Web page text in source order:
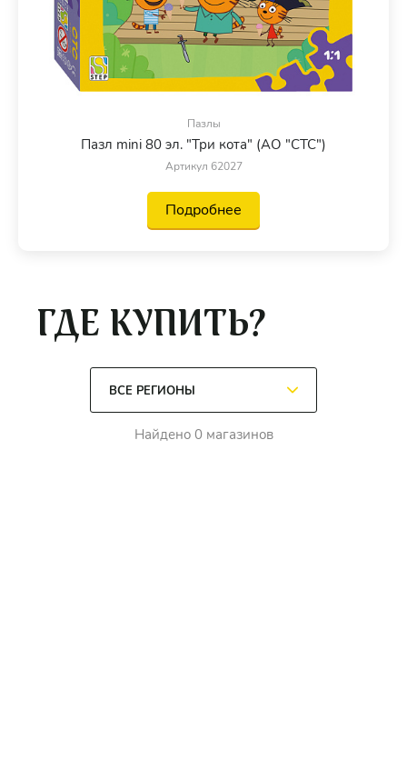
Пазлы
Пазл mini 80 эл. "Три кота" (АО "СТС")
Артикул 62027
Подробнее
ГДЕ КУПИТЬ?
Найдено 0 магазинов